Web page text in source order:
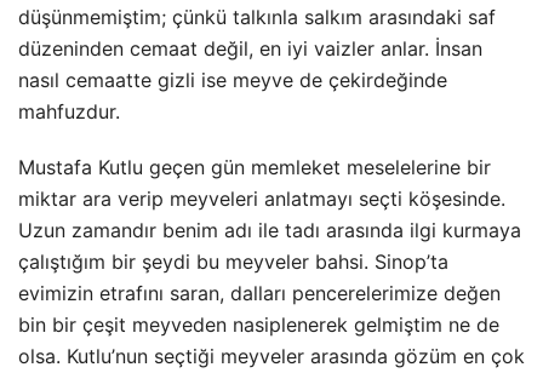
düşünmemiştim; çünkü talkınla salkım arasındaki saf
düzeninden cemaat değil, en iyi vaizler anlar. İnsan
nasıl cemaatte gizli ise meyve de çekirdeğinde
mahfuzdur.
Mustafa Kutlu geçen gün memleket meselelerine bir
miktar ara verip meyveleri anlatmayı seçti köşesinde.
Uzun zamandır benim adı ile tadı arasında ilgi kurmaya
çalıştığım bir şeydi bu meyveler bahsi. Sinop’ta
evimizin etrafını saran, dalları pencerelerimize değen
bin bir çeşit meyveden nasiplenerek gelmiştim ne de
olsa. Kutlu’nun seçtiği meyveler arasında gözüm en çok